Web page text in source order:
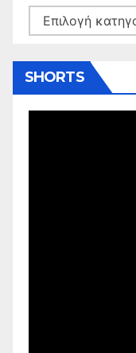
Kατηγορίες
SHORTS